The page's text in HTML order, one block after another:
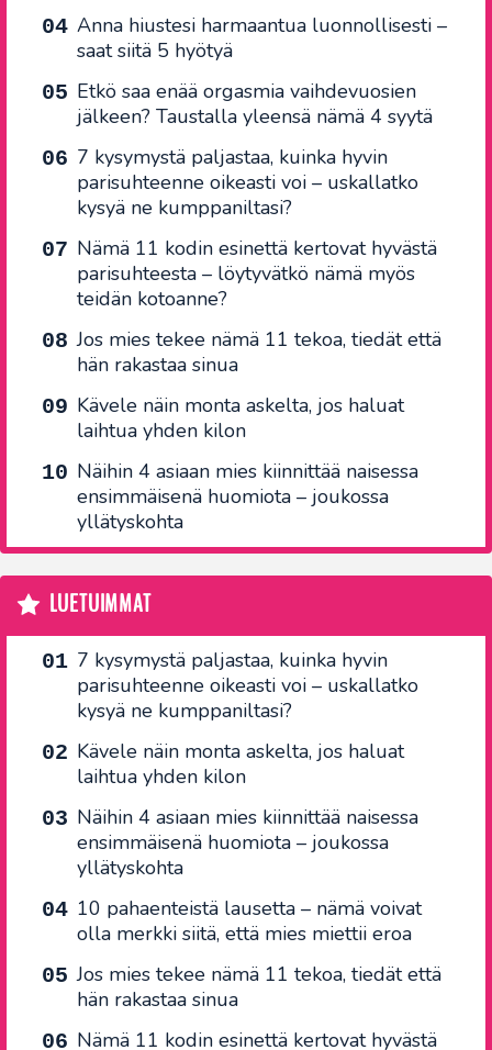
Anna hiustesi harmaantua luonnollisesti –
saat siitä 5 hyötyä
Etkö saa enää orgasmia vaihdevuosien
jälkeen? Taustalla yleensä nämä 4 syytä
7 kysymystä paljastaa, kuinka hyvin
parisuhteenne oikeasti voi – uskallatko
kysyä ne kumppaniltasi?
Nämä 11 kodin esinettä kertovat hyvästä
parisuhteesta – löytyvätkö nämä myös
teidän kotoanne?
Jos mies tekee nämä 11 tekoa, tiedät että
hän rakastaa sinua
Kävele näin monta askelta, jos haluat
laihtua yhden kilon
Näihin 4 asiaan mies kiinnittää naisessa
ensimmäisenä huomiota – joukossa
yllätyskohta
LUETUIMMAT
7 kysymystä paljastaa, kuinka hyvin
parisuhteenne oikeasti voi – uskallatko
kysyä ne kumppaniltasi?
Kävele näin monta askelta, jos haluat
laihtua yhden kilon
Näihin 4 asiaan mies kiinnittää naisessa
ensimmäisenä huomiota – joukossa
yllätyskohta
10 pahaenteistä lausetta – nämä voivat
olla merkki siitä, että mies miettii eroa
Jos mies tekee nämä 11 tekoa, tiedät että
hän rakastaa sinua
Nämä 11 kodin esinettä kertovat hyvästä